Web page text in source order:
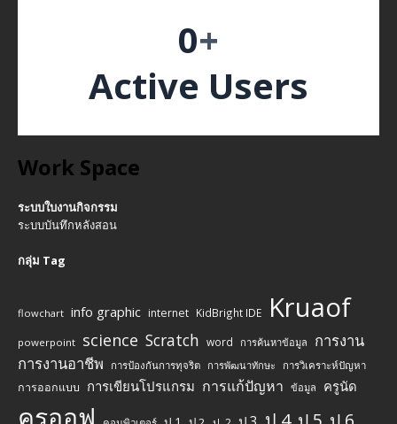
0+
Active Users
Work Space
ระบบใบงานกิจกรรม
ระบบบันทึกหลังสอน
กลุ่ม Tag
flowchart info graphic internet KidBright IDE Kruaof
powerpoint science Scratch word การค้นหาข้อมูล
การงาน
การงานอาชีพ
การป้องกันการทุจริต การพัฒนาทักษะ การวิเคราะห์ปัญหา
การออกแบบ การเขียนโปรแกรม การแก้ปัญหา ข้อมูล ครูนัด
ครูออฟ